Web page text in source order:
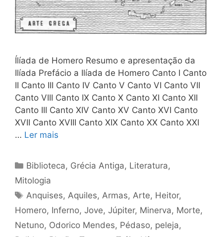
Ílíada de Homero Resumo e apresentação da
Ilíada Prefácio a Ilíada de Homero Canto I Canto
II Canto III Canto IV Canto V Canto VI Canto VII
Canto VIII Canto IX Canto X Canto XI Canto XII
Canto III Canto XIV Canto XV Canto XVI Canto
XVII Canto XVIII Canto XIX Canto XX Canto XXI
… Ler mais
Categorias
Biblioteca, Grécia Antiga, Literatura,
Mitologia
Tags
Anquises,Aquiles,Armas,Arte, Heitor,
Homero, Inferno, Jove, Júpiter, Minerva, Morte,
Netuno, Odorico Mendes, Pédaso, peleja,